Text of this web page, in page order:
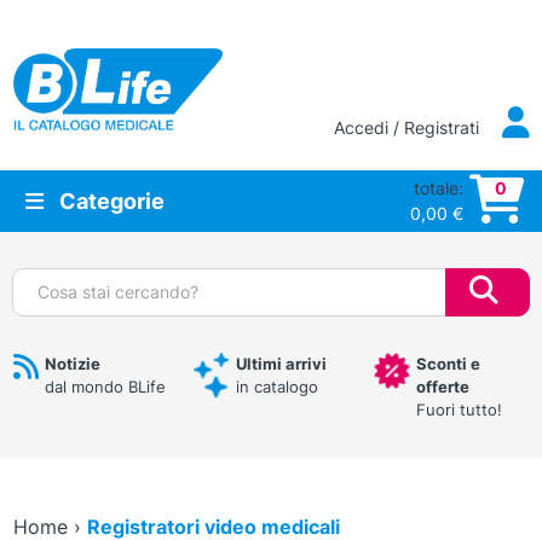
Vai al contenuto principale
Accedi / Registrati
Categorie
totale:
0,00 €
0
Cerca:
Notizie
dal mondo BLife
Ultimi arrivi
in catalogo
Sconti e
offerte
Fuori tutto!
Home› Registratori video medicali